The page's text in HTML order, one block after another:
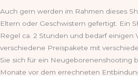
Auch gern werden im Rahmen dieses
Eltern oder Geschwistern gefertigt. Ein
Regel ca. 2 Stunden und bedarf einigen
verschiedene Preispakete mit
Sie sich für ein Neugeborenenshooting
Monate vor dem errechneten